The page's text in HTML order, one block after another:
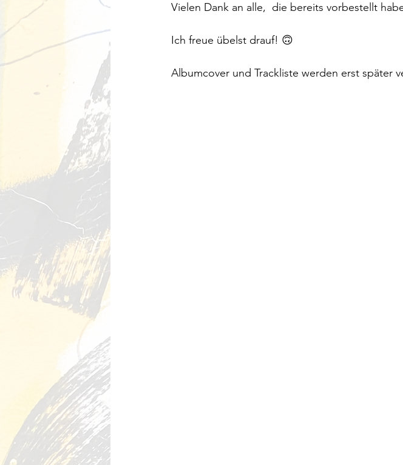
Vielen Dank an alle,  die bereits vorbestellt
Ich freue übelst drauf! 🙃
Albumcover und Trackliste werden erst später